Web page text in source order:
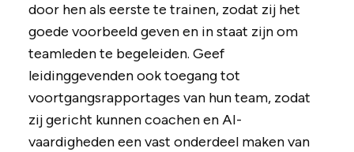
door hen als eerste te trainen, zodat zij het
goede voorbeeld geven en in staat zijn om
teamleden te begeleiden. Geef
leidinggevenden ook toegang tot
voortgangsrapportages van hun team, zodat
zij gericht kunnen coachen en AI-
vaardigheden een vast onderdeel maken van